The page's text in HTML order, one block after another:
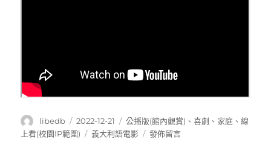
作
者
libedb
發
佈
2022-12-21
分
類
公播版(館內觀賞) 、喜劇 、 家庭 、線
上看(校園IP範圍)
標
義大利語電影
在
發佈留言